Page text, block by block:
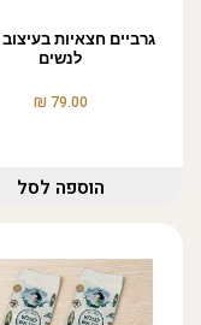
גרביים חצאיות בעיצוב
לנשים
79.00
₪
הוספה לסל